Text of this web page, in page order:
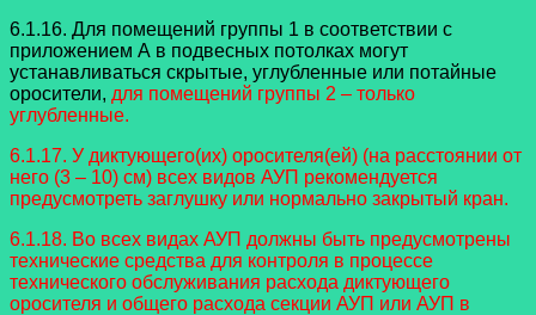
6.1.16. Для помещений группы 1 в соответствии с
приложением А в подвесных потолках могут
устанавливаться скрытые, углубленные или потайные
оросители, для помещений группы 2 – только
углубленные.
6.1.17. У диктующего(их) оросителя(ей) (на расстоянии от
него (3 – 10) см) всех видов АУП рекомендуется
предусмотреть заглушку или нормально закрытый кран.
6.1.18. Во всех видах АУП должны быть предусмотрены
технические средства для контроля в процессе
технического обслуживания расхода диктующего
оросителя и общего расхода секции АУП или АУП в